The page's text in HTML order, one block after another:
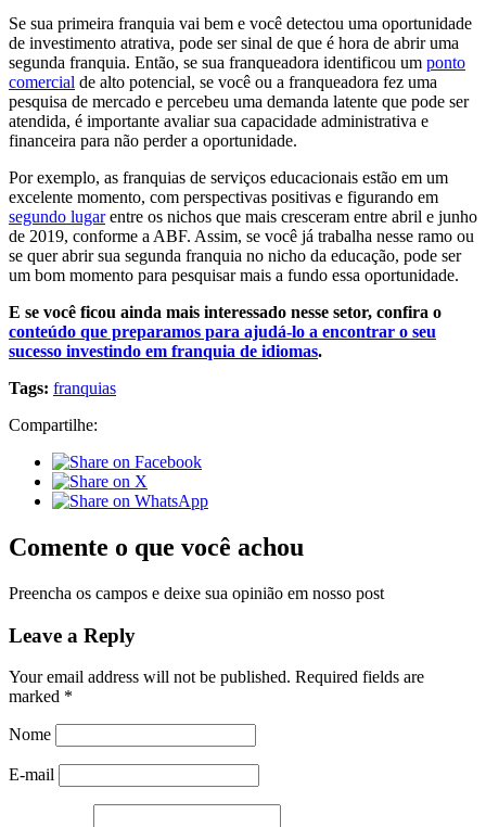
Se sua primeira franquia vai bem e você detectou uma oportunidade
de investimento atrativa, pode ser sinal de que é hora de abrir uma
segunda franquia. Então, se sua franqueadora identificou um ponto
comercial de alto potencial, se você ou a franqueadora fez uma
pesquisa de mercado e percebeu uma demanda latente que pode ser
atendida, é importante avaliar sua capacidade administrativa e
financeira para não perder a oportunidade.
Por exemplo, as franquias de serviços educacionais estão em um
excelente momento, com perspectivas positivas e figurando em
segundo lugarentre os nichos que mais cresceram entre abril e junho
de 2019, conforme a ABF. Assim, se você já trabalha nesse ramo ou
se quer abrir sua segunda franquia no nicho da educação, pode ser
um bom momento para pesquisar mais a fundo essa oportunidade.
E se você ficou ainda mais interessado nesse setor, confira o
conteúdo que preparamos para ajudá-lo a encontrar o seu
sucesso investindo em franquia de idiomas.
Tags: franquias
Compartilhe:
Comente o que você achou
Preencha os campos e deixe sua opinião em nosso post
Leave a Reply
Your email address will not be published. Required fields are
marked *
Nome
E-mail